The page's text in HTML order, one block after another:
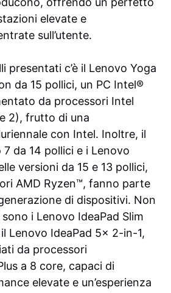
elevate e
sull’utente.
presentati c’è il Lenovo Yoga
da 15 pollici, un PC Intel®
da processori Intel
2), frutto di una
con Intel. Inoltre, il
7 da 14 pollici e i Lenovo
versioni da 15 e 13 pollici,
AMD Ryzen™, fanno parte
di dispositivi. Non
i Lenovo IdeaPad Slim
Lenovo IdeaPad 5x 2-in-1,
da processori
a 8 core, capaci di
elevate e un’esperienza